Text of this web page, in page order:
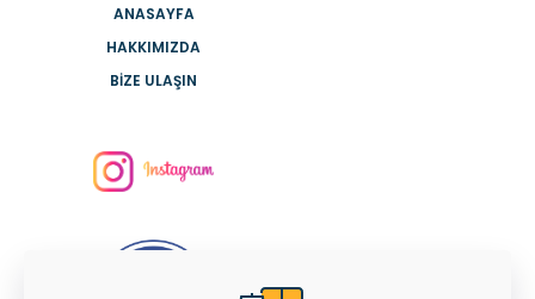
ANASAYFA
HAKKIMIZDA
BİZE ULAŞIN